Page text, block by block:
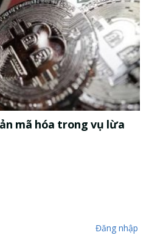
mã hóa trong vụ lừa
Đăng nhập